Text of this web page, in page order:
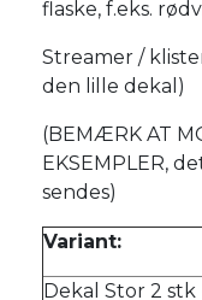
flaske, f.eks.
Streamer /
den lille dekal)
(BEMÆRK AT
EKSEMPLER,
sendes)
Variant:
Dekal Stor 2 stk